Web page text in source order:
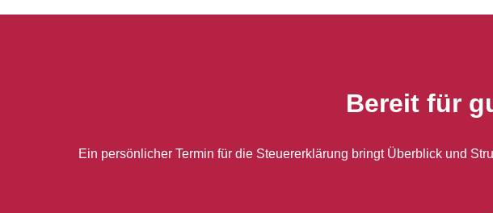
Bereit für
Ein persönlicher Termin für die Steuererklärung bringt Überblick und